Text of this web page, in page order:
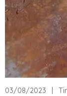
03/08/2023